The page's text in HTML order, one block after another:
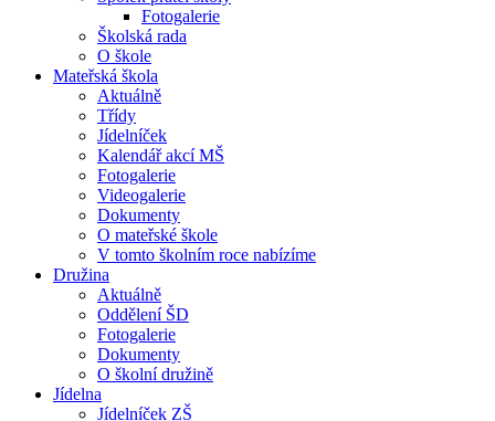
Fotogalerie
Školská rada
O škole
Mateřská škola
Aktuálně
Třídy
Jídelníček
Kalendář akcí MŠ
Fotogalerie
Videogalerie
Dokumenty
O mateřské škole
V tomto školním roce nabízíme
Družina
Aktuálně
Oddělení ŠD
Fotogalerie
Dokumenty
O školní družině
Jídelna
Jídelníček ZŠ